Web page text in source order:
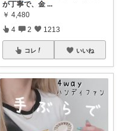
が丁寧で、金 ...
￥ 4,480
4 2 1213
コレ いいね